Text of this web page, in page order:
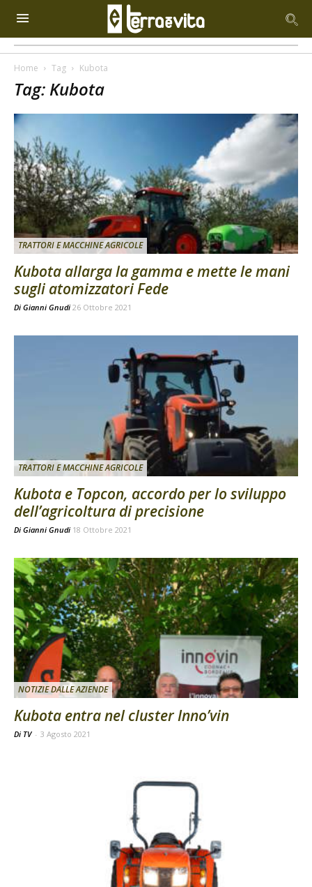
Home Tag Kubota
Tag: Kubota
TRATTORI E MACCHINE AGRICOLE
Kubota allarga la gamma e mette le mani
sugli atomizzatori Fede
Di Gianni Gnudi 26 Ottobre 2021
TRATTORI E MACCHINE AGRICOLE
Kubota e Topcon, accordo per lo sviluppo
dell’agricoltura di precisione
Di Gianni Gnudi 18 Ottobre 2021
NOTIZIE DALLE AZIENDE
Kubota entra nel cluster Inno’vin
Di TV - 3 Agosto 2021